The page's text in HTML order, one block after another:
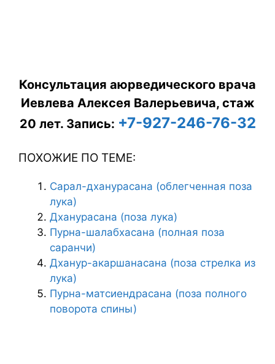
Консультация аюрведического врача
Иевлева Алексея Валерьевича, стаж
20 лет. Запись: +7-927-246-76-32
ПОХОЖИЕ ПО ТЕМЕ:
Сарал-дханурасана (облегченная поза
лука)
Дханурасана (поза лука)
Пурна-шалабхасана (полная поза
саранчи)
Дханур-акаршанасана (поза стрелка из
лука)
Пурна-матсиендрасана (поза полного
поворота спины)